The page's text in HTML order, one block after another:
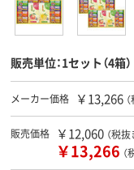
販売単位：1セット（4箱）
メーカー価格 ￥13,266
販売価格 ￥12,060 （税抜
￥13,266 （